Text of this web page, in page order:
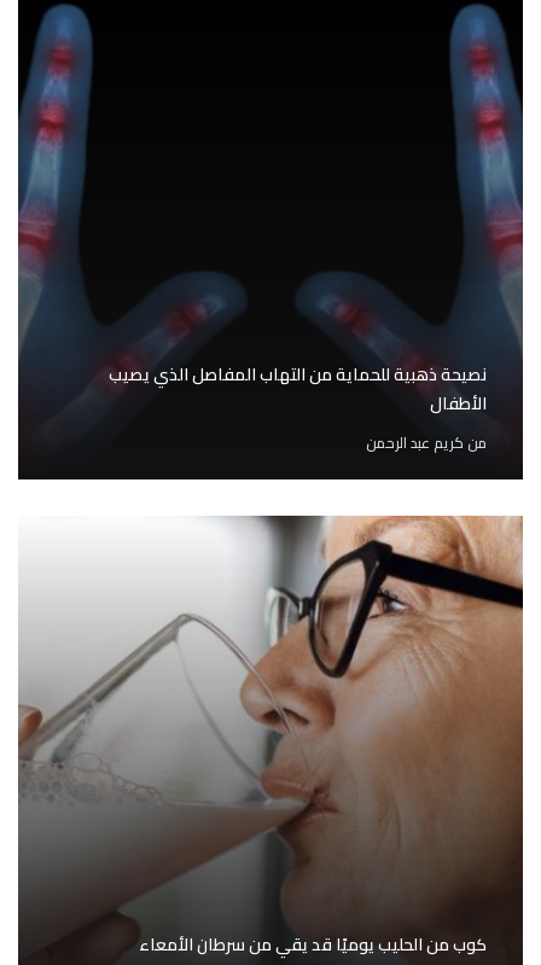
نصيحة ذهبية للحماية من التهاب المفاصل الذي يصيب
الأطفال
من كريم عبد الرحمن
كوب من الحليب يوميًا قد يقي من سرطان الأمعاء